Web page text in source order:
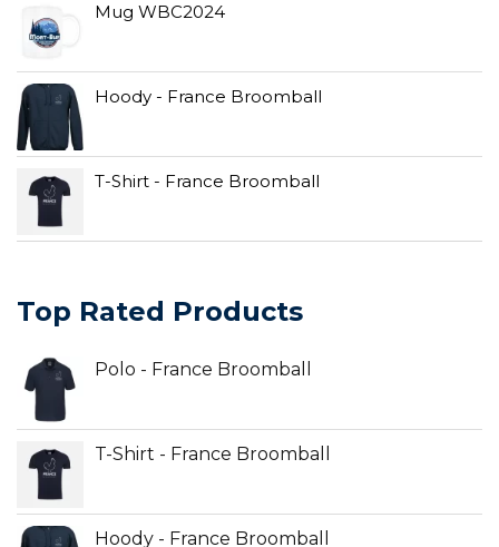
Mug WBC2024
Hoody - France Broomball
T-Shirt - France Broomball
Top Rated Products
Polo - France Broomball
T-Shirt - France Broomball
Hoody - France Broomball